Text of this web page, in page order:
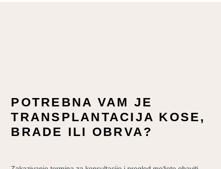
POTREBNA VAM JE
TRANSPLANTACIJA KOSE,
BRADE ILI OBRVA?